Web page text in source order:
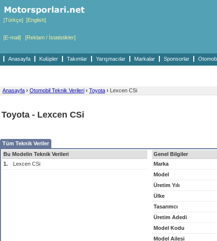
[Türkçe] [English]
[E-mail] [Reklam / İstatistikler]
Anasayfa Kulüpler Takımlar Yarışmacılar Markalar Sponsorlar
Anasayfa › Otomobil Teknik Verileri › Toyota › Lexcen CSi
Toyota - Lexcen CSi
Tüm Teknik Veriler
Bu Modelin Teknik Verileri
1.
Lexcen CSi
Genel Bilgiler
Marka
Model
Üretim Yılı
Ülke
Tasarımcı
Üretim Adedi
Model Kodu
Model Ailesi